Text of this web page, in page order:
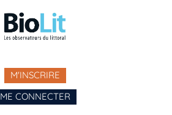
M'INSCRIRE
ME CONNECTER